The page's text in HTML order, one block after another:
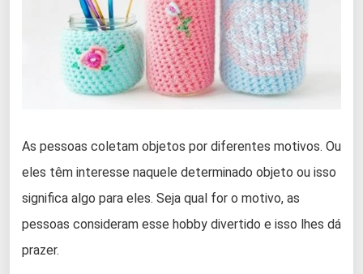
As pessoas coletam objetos por diferentes motivos. Ou
eles têm interesse naquele determinado objeto ou isso
significa algo para eles. Seja qual for o motivo, as
pessoas consideram esse hobby divertido e isso lhes dá
prazer.